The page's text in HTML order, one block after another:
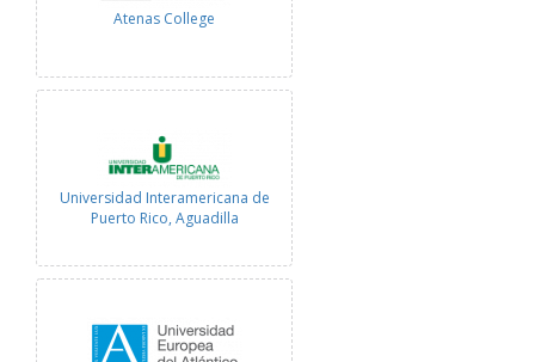
Atenas College
Universidad Interamericana de
Puerto Rico, Aguadilla